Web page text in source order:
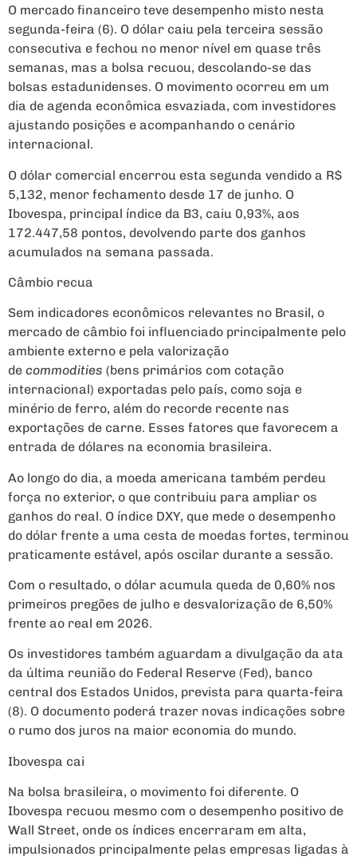
O mercado financeiro teve desempenho misto nesta
segunda-feira (6). O dólar caiu pela terceira sessão
consecutiva e fechou no menor nível em quase três
semanas, mas a bolsa recuou, descolando-se das
bolsas estadunidenses. O movimento ocorreu em um
dia de agenda econômica esvaziada, com investidores
ajustando posições e acompanhando o cenário
internacional.
O dólar comercial encerrou esta segunda vendido a R$
5,132, menor fechamento desde 17 de junho. O
Ibovespa, principal índice da B3, caiu 0,93%, aos
172.447,58 pontos, devolvendo parte dos ganhos
acumulados na semana passada.
Câmbio recua
Sem indicadores econômicos relevantes no Brasil, o
mercado de câmbio foi influenciado principalmente pelo
ambiente externo e pela valorização
de commodities (bens primários com cotação
internacional) exportadas pelo país, como soja e
minério de ferro, além do recorde recente nas
exportações de carne. Esses fatores que favorecem a
entrada de dólares na economia brasileira.
Ao longo do dia, a moeda americana também perdeu
força no exterior, o que contribuiu para ampliar os
ganhos do real. O índice DXY, que mede o desempenho
do dólar frente a uma cesta de moedas fortes, terminou
praticamente estável, após oscilar durante a sessão.
Com o resultado, o dólar acumula queda de 0,60% nos
primeiros pregões de julho e desvalorização de 6,50%
frente ao real em 2026.
Os investidores também aguardam a divulgação da ata
da última reunião do Federal Reserve (Fed), banco
central dos Estados Unidos, prevista para quarta-feira
(8). O documento poderá trazer novas indicações sobre
o rumo dos juros na maior economia do mundo.
Ibovespa cai
Na bolsa brasileira, o movimento foi diferente. O
Ibovespa recuou mesmo com o desempenho positivo de
Wall Street, onde os índices encerraram em alta,
impulsionados principalmente pelas empresas ligadas à